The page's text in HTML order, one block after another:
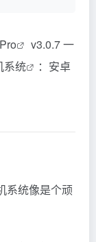
Pro
v3.0.7 一
系统
：安卓
系统像是个顽